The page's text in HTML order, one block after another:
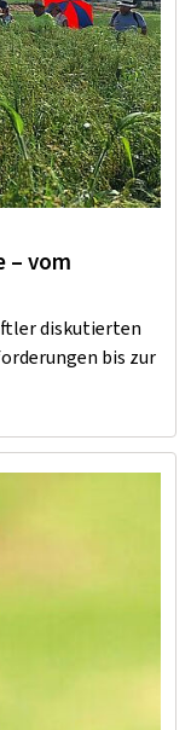
– vom
diskutierten
bis zur